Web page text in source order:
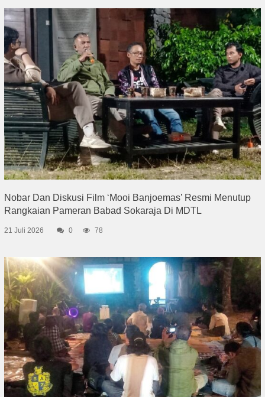
Nobar Dan Diskusi Film ‘Mooi Banjoemas’ Resmi Menutup
Rangkaian Pameran Babad Sokaraja Di MDTL
21 Juli 2026 0 78